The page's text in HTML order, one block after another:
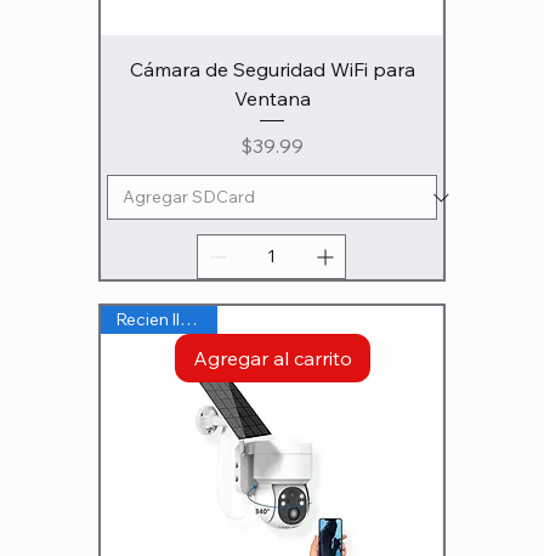
Cámara de Seguridad WiFi para
Ventana
Precio
$39.99
Agregar al carrito
Recien llegado